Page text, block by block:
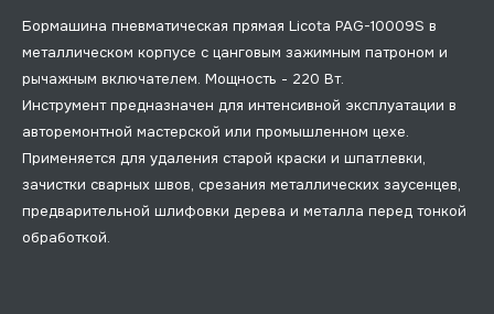
Бормашина пневматическая прямая Licota PAG-10009S в
металлическом корпусе с цанговым зажимным патроном и
рычажным включателем. Мощность - 220 Вт.
Инструмент предназначен для интенсивной эксплуатации в
авторемонтной мастерской или промышленном цехе.
Применяется для удаления старой краски и шпатлевки,
зачистки сварных швов, срезания металлических заусенцев,
предварительной шлифовки дерева и металла перед тонкой
обработкой.